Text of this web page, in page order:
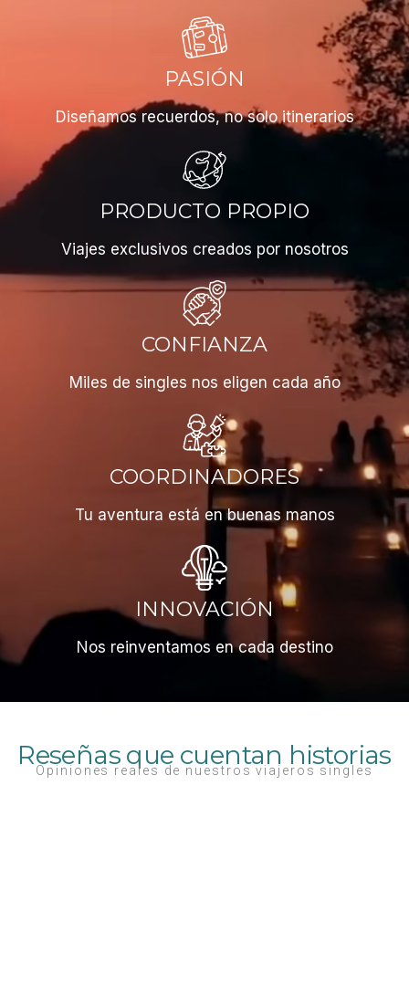
PASIÓN
Diseñamos recuerdos, no solo itinerarios
PRODUCTO PROPIO
Viajes exclusivos creados por nosotros
CONFIANZA
Miles de singles nos eligen cada año
COORDINADORES
Tu aventura está en buenas manos
INNOVACIÓN
Nos reinventamos en cada destino
Reseñas que cuentan historias
Opiniones reales de nuestros viajeros singles